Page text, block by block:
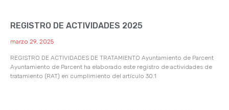
REGISTRO DE ACTIVIDADES 2025
marzo 29, 2025
REGISTRO DE ACTIVIDADES DE TRATAMIENTO Ayuntamiento de Parcent
Ayuntamiento de Parcent ha elaborado este registro de actividades de
tratamiento (RAT) en cumplimiento del artículo 30.1